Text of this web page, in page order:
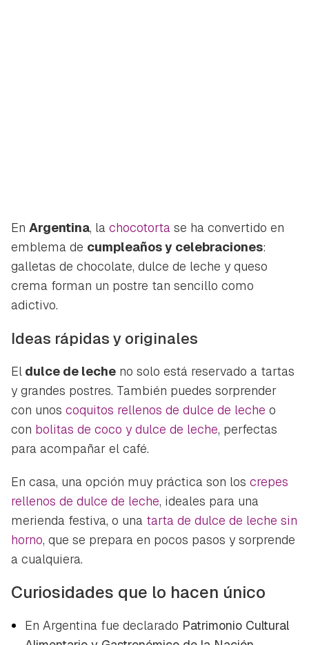
En Argentina, la chocotorta se ha convertido en
emblema de cumpleaños y celebraciones:
galletas de chocolate, dulce de leche y queso
crema forman un postre tan sencillo como
adictivo.
Ideas rápidas y originales
El dulce de leche no solo está reservado a tartas
y grandes postres. También puedes sorprender
con unos coquitos rellenos de dulce de leche o
con bolitas de coco y dulce de leche, perfectas
para acompañar el café.
En casa, una opción muy práctica son los crepes
rellenos de dulce de leche, ideales para una
merienda festiva, o una tarta de dulce de leche sin
horno, que se prepara en pocos pasos y sorprende
a cualquiera.
Curiosidades que lo hacen único
En Argentina fue declarado Patrimonio Cultural